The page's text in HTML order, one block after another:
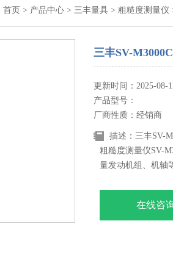
首页 > 产品中心 > 三丰量具 > 粗糙度测量仪
三丰SV-
更新时间：2025-08-
产品型号：
厂商性质：经销商
描述：三丰SV-
粗糙度测量仪SV-
量发动机组、机轴
PLC实现双向通信
在线咨